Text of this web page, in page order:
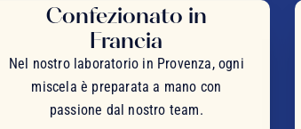
Confezionato in
Francia
Nel nostro laboratorio in Provenza, ogni
miscela è preparata a mano con
passione dal nostro team.